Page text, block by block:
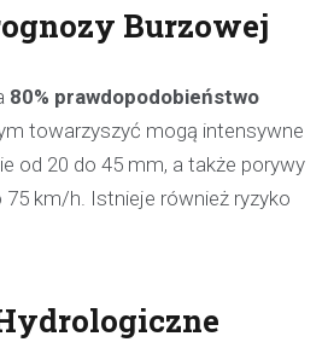
Burzowej
80% prawdopodobieństwo
towarzyszyć mogą intensywne
od 20 do 45 mm, a także porywy
km/h. Istnieje również ryzyko